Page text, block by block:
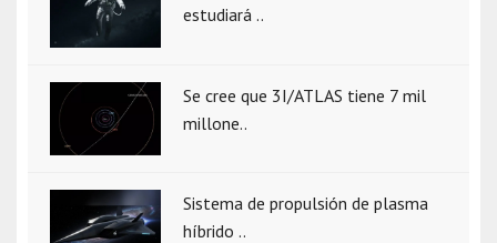
estudiará ..
Se cree que 3I/ATLAS tiene 7 mil
millone..
Sistema de propulsión de plasma
híbrido ..